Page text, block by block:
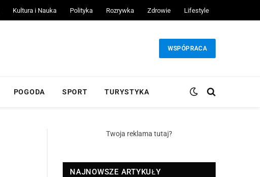
Kultura i Nauka Polityka Rozrywka Zdrowie Lifestyle
WSPÓPRACA
POGODA SPORT TURYSTYKA
Twoja reklama tutaj?
NAJNOWSZE ARTYKUŁY